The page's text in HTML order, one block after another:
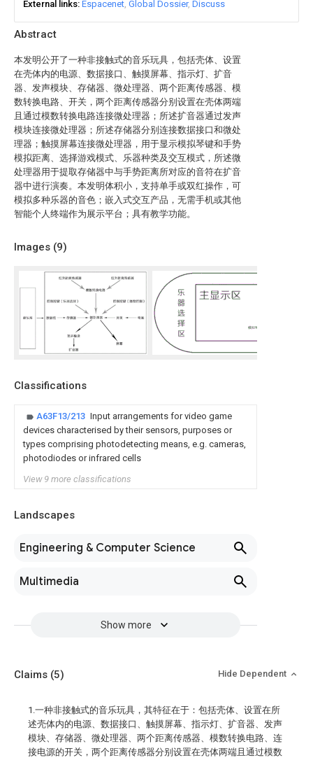
Abstract
本发明公开了一种非接触式的音乐玩具，包括壳体、设置
在壳体内的电源、数据接口、触摸屏幕、指示灯、扩音
器、发声模块、存储器、微处理器、两个距离传感器、模
数转换电路、开关，两个距离传感器分别设置在壳体两端
且通过模数转换电路连接微处理器；所述扩音器通过发声
模块连接微处理器；所述存储器分别连接数据接口和微处
理器；触摸屏幕连接微处理器，用于显示模拟琴键和手势
模拟距离、选择游戏模式、乐器种类及交互模式，所述微
处理器用于提取存储器中与手势距离所对应的音符在扩音
器中进行演奏。本发明体积小，支持单手或双红操作，可
模拟多种乐器的音色；嵌入式交互产品，无需手机或其他
智能个人终端作为展示平台；具有教学功能。
Images (9)
Classifications
A63F13/213 Input arrangements for video game
devices characterised by their sensors, purposes or
types comprising photodetecting means, e.g. cameras,
photodiodes or infrared cells
View 9 more classifications
Landscapes
Engineering & Computer Science
Multimedia
Show more
External links Espacenet Global Dossier Discuss
Claims (5) Hide Dependent
1.一种非接触式的音乐玩具，其特征在于：包括壳体、设置在所
述壳体内的电源、数据接口、触摸屏幕、指示灯、扩音器、发声
模块、存储器、微处理器、两个距离传感器、模数转换电路、连
接电源的开关，两个距离传感器分别设置在壳体两端且通过模数